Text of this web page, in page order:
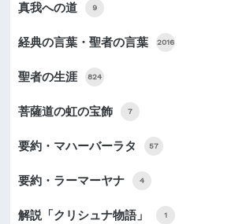
真我への道 9
経典の言葉・聖者の言葉 2016
聖者の生涯 824
菩薩道の虹の宝飾 7
要約・マハーバーラタ 57
要約・ラーマーヤナ 4
解説「クリシュナ物語」 1